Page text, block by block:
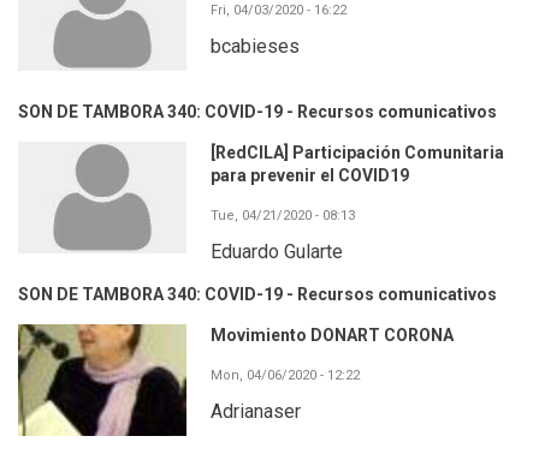
Fri, 04/03/2020 - 16:22
bcabieses
SON DE TAMBORA 340: COVID-19 - Recursos comunicativos
[RedCILA] Participación Comunitaria
para prevenir el COVID19
Tue, 04/21/2020 - 08:13
Eduardo Gularte
SON DE TAMBORA 340: COVID-19 - Recursos comunicativos
Movimiento DONART CORONA
Mon, 04/06/2020 - 12:22
Adrianaser